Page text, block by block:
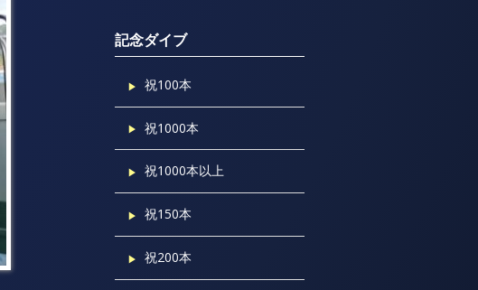
記念ダイブ
祝100本
祝1000本
祝1000本以上
祝150本
祝200本